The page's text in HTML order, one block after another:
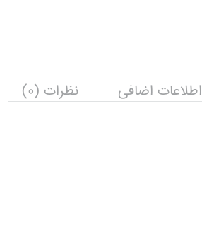
اطلاعات اضافی نظرات (0)